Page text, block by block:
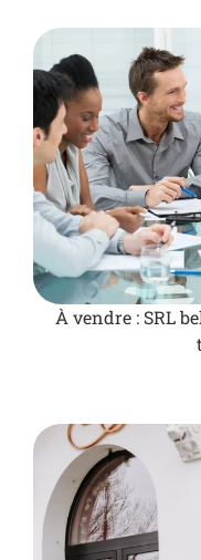
À vendre : SRL